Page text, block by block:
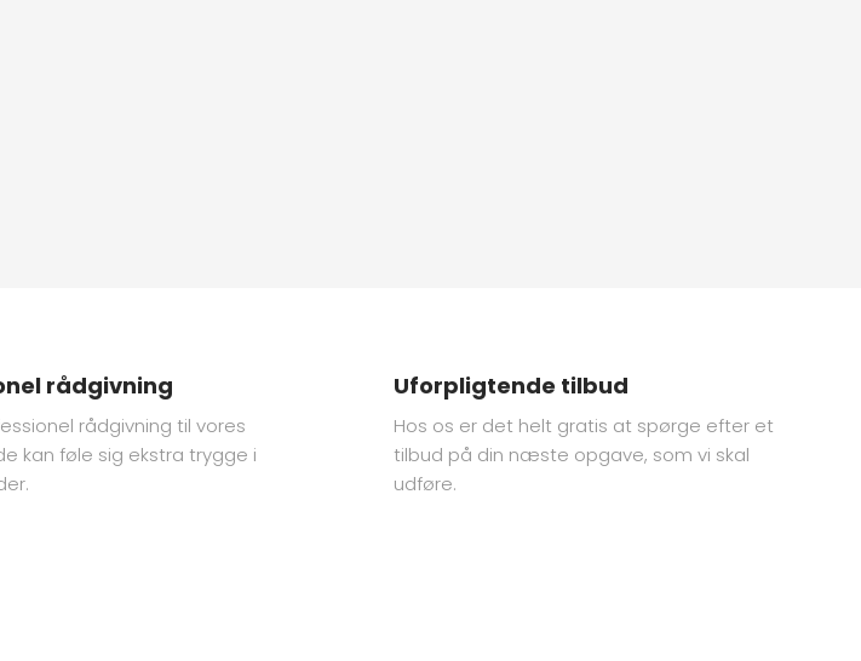
rådgivning
rådgivning til vores
kan føle sig ekstra trygge i
Uforpligtende tilbud
Hos os er det helt gratis at spørge efter et
tilbud på din næste opgave, som vi skal
udføre.